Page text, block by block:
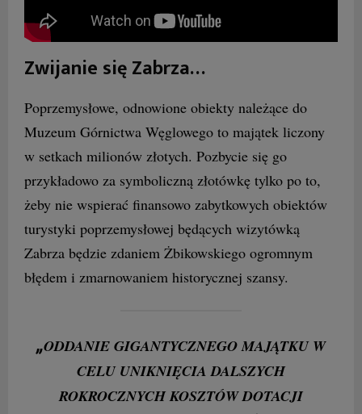
Zwijanie się Zabrza…
Poprzemysłowe, odnowione obiekty należące do
Muzeum Górnictwa Węglowego to majątek liczony
w setkach milionów złotych. Pozbycie się go
przykładowo za symboliczną złotówkę tylko po to,
żeby nie wspierać finansowo zabytkowych obiektów
turystyki poprzemysłowej będących wizytówką
Zabrza będzie zdaniem Żbikowskiego ogromnym
błędem i zmarnowaniem historycznej szansy.
„ODDANIE GIGANTYCZNEGO MAJĄTKU W
CELU UNIKNIĘCIA DALSZYCH
ROKROCZNYCH KOSZTÓW DOTACJI